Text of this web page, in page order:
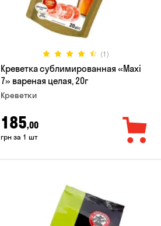
(1)
Креветка сублимированная «Maxi
7» вареная целая, 20г
Креветки
185,00
грн за 1 шт